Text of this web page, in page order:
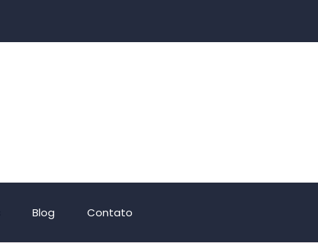
Blog Contato